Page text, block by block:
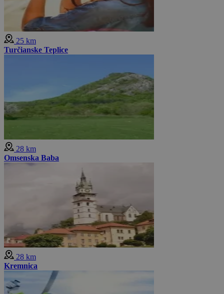
25 km
Turčianske Teplice
28 km
Omsenska Baba
28 km
Kremnica